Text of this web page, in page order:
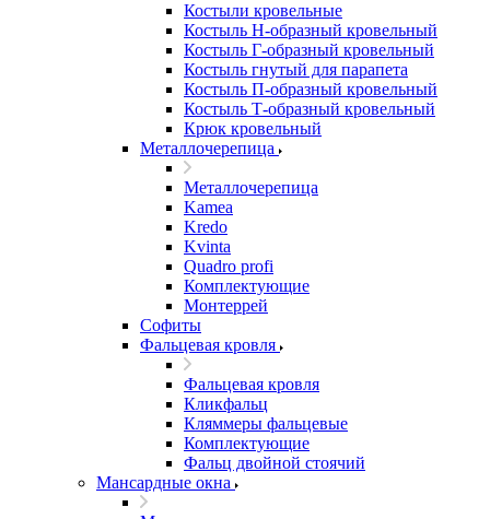
Костыли кровельные
Костыль H-образный кровельный
Костыль Г-образный кровельный
Костыль гнутый для парапета
Костыль П-образный кровельный
Костыль Т-образный кровельный
Крюк кровельный
Металлочерепица
Металлочерепица
Kamea
Kredo
Kvinta
Quadro profi
Комплектующие
Монтеррей
Софиты
Фальцевая кровля
Фальцевая кровля
Кликфальц
Кляммеры фальцевые
Комплектующие
Фальц двойной стоячий
Мансардные окна